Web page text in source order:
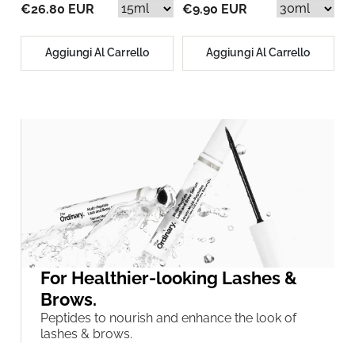
€26.80 EUR
Aggiungi Al Carrello
€9.90 EUR
Aggiungi Al Carrello
For Healthier-looking Lashes &
Brows.
Peptides to nourish and enhance the look of
lashes & brows.